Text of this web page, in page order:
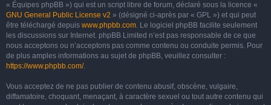
« Équipes phpBB ») qui est un script libre de forum, déclaré sous la licence «
GNU General Public License v2 » (désigné ci-après par « GPL ») et qui peut
être téléchargé depuis www.phpbb.com. Le logiciel phpBB facilite seulement
les discussions sur Internet. phpBB Limited n’est pas responsable de ce que
nous acceptons ou n’acceptons pas comme contenu ou conduite permis. Pour
de plus amples informations au sujet de phpBB, veuillez consulter :
https://www.phpbb.com/.
Vous acceptez de ne pas publier de contenu abusif, obscène, vulgaire,
diffamatoire, choquant, menaçant, à caractère sexuel ou tout autre contenu qui